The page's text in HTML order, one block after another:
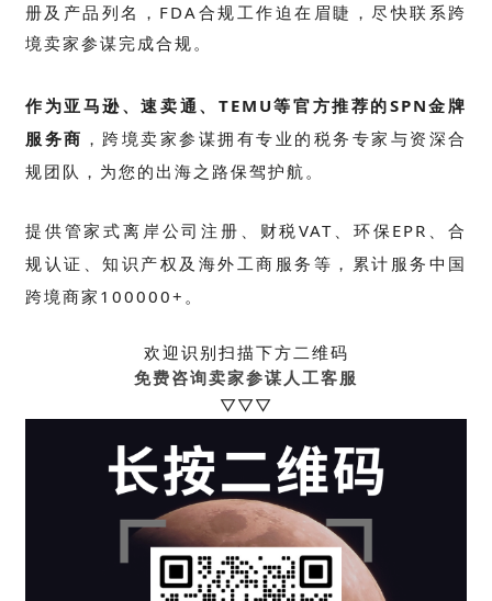
册及产品列名，FDA合规工作迫在眉睫，尽快联系跨
境卖家参谋完成合规。
作为亚马逊、速卖通、TEMU等官方推荐的SPN金牌
服务商 ，跨境卖家参谋拥有专业的税务专家与资深合
规团队，为您的出海之路保驾护航。
提供管家式离岸公司注册、财税VAT、环保EPR、合
规认证、知识产权及海外工商服务等，累计 服务中国
跨境商家100000+。
欢迎识别扫描下方二维码
免费咨询卖家参谋人工客服
▽▽▽